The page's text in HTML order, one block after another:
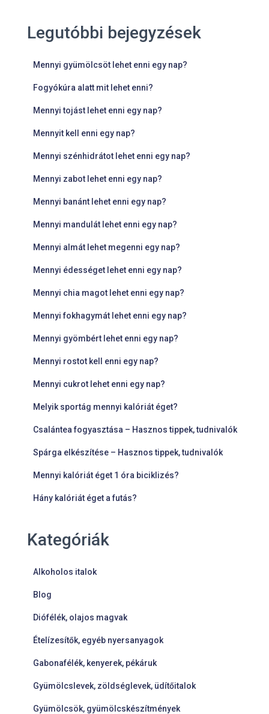
Legutóbbi bejegyzések
Mennyi gyümölcsöt lehet enni egy nap?
Fogyókúra alatt mit lehet enni?
Mennyi tojást lehet enni egy nap?
Mennyit kell enni egy nap?
Mennyi szénhidrátot lehet enni egy nap?
Mennyi zabot lehet enni egy nap?
Mennyi banánt lehet enni egy nap?
Mennyi mandulát lehet enni egy nap?
Mennyi almát lehet megenni egy nap?
Mennyi édességet lehet enni egy nap?
Mennyi chia magot lehet enni egy nap?
Mennyi fokhagymát lehet enni egy nap?
Mennyi gyömbért lehet enni egy nap?
Mennyi rostot kell enni egy nap?
Mennyi cukrot lehet enni egy nap?
Melyik sportág mennyi kalóriát éget?
Csalántea fogyasztása – Hasznos tippek, tudnivalók
Spárga elkészítése – Hasznos tippek, tudnivalók
Mennyi kalóriát éget 1 óra biciklizés?
Hány kalóriát éget a futás?
Kategóriák
Alkoholos italok
Blog
Diófélék, olajos magvak
Ételízesítők, egyéb nyersanyagok
Gabonafélék, kenyerek, pékáruk
Gyümölcslevek, zöldséglevek, üdítőitalok
Gyümölcsök, gyümölcskészítmények